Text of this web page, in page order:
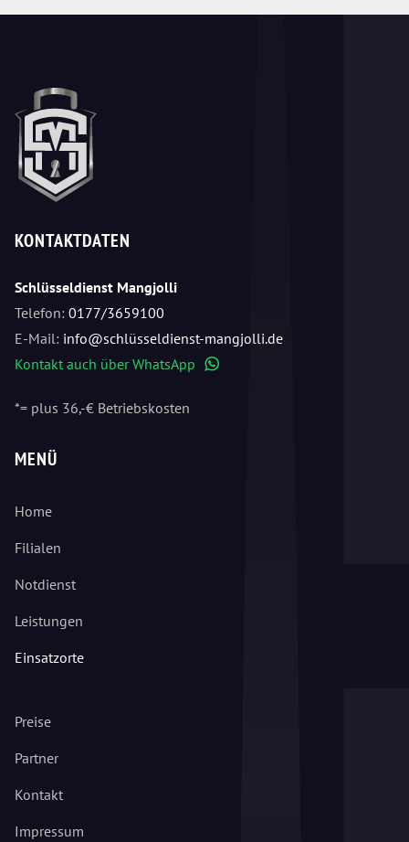
KONTAKTDATEN
Schlüsseldienst Mangjolli
Telefon: 0177/3659100
E-Mail: info@schlüsseldienst-mangjolli.de
Kontakt auch über WhatsApp
*= plus 36,-€ Betriebskosten
MENÜ
Home
Filialen
Notdienst
Leistungen
Einsatzorte
Preise
Partner
Kontakt
Impressum